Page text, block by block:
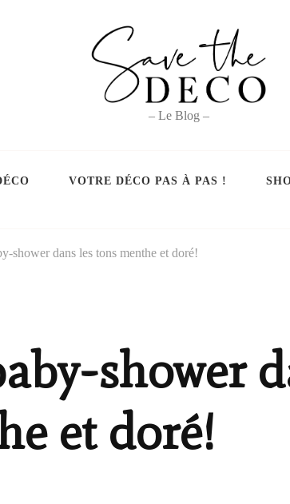
– Le Blog –
VOTRE DÉCO PAS À PAS !
shower dans les tons menthe et doré!
shower
et doré!